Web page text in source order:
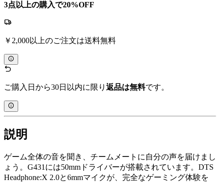
3点以上の購入で20%OFF
￥2,000以上のご注文は送料無料
ご購入日から30日以内に限り 返品は無料です。
説明
ゲーム全体の音を聞き、チームメートに自分の声を届けまし
ょう。G431には50mmドライバーが搭載されています。​DTS
Headphone:X 2.0と6mmマイクが、完全なゲーミング体験を